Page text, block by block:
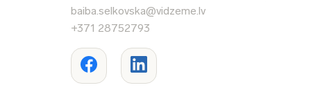
baiba.selkovska@vidzeme.lv
+371 28752793